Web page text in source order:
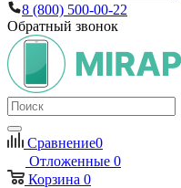
8 (800) 500-00-22
Обратный звонок
Сравнение0
Отложенные 0
Корзина 0